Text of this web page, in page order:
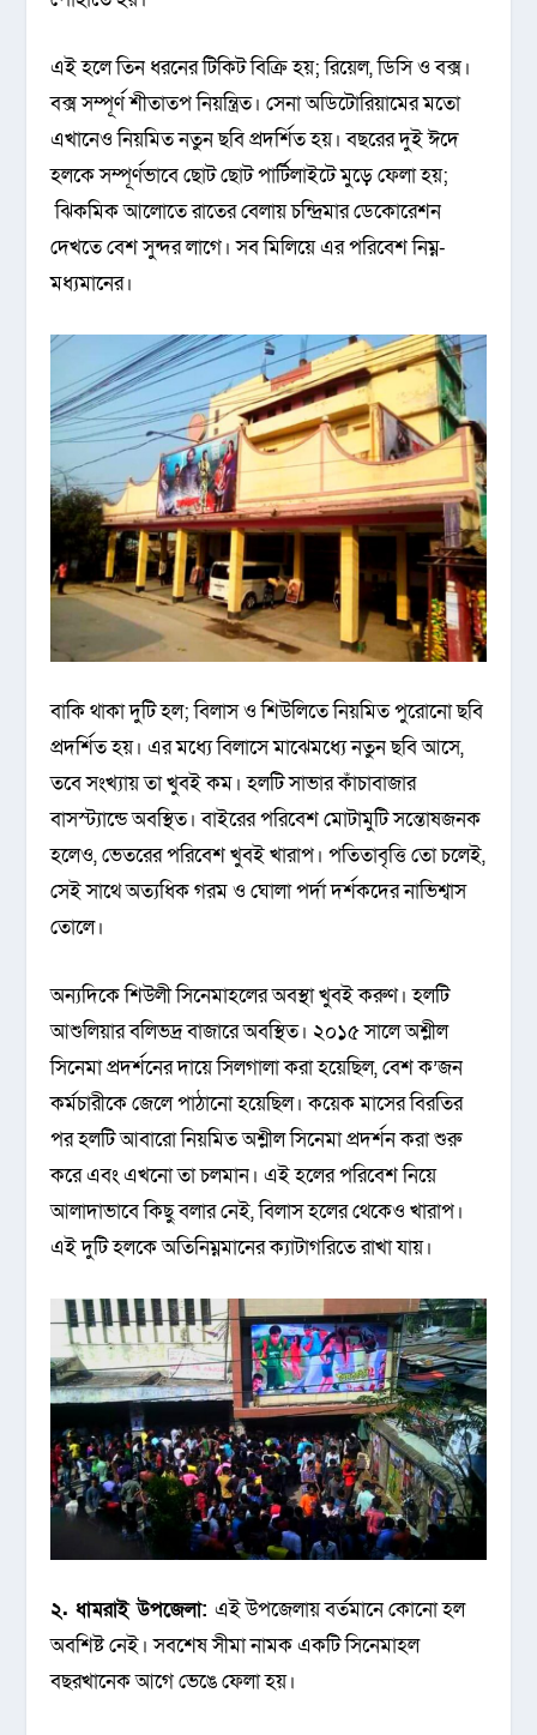
এই হলে তিন ধরনের টিকিট বিক্রি হয়; রিয়েল, ডিসি ও বক্স।
বক্স সম্পূর্ণ শীতাতপ নিয়ন্ত্রিত। সেনা অডিটোরিয়ামের মতো
এখানেও নিয়মিত নতুন ছবি প্রদর্শিত হয়। বছরের দুই ঈদে
হলকে সম্পূর্ণভাবে ছোট ছোট পার্টিলাইটে মুড়ে ফেলা হয়;
ঝিকমিক আলোতে রাতের বেলায় চন্দ্রিমার ডেকোরেশন
দেখতে বেশ সুন্দর লাগে। সব মিলিয়ে এর পরিবেশ নিম্ন-
মধ্যমানের।
বাকি থাকা দুটি হল; বিলাস ও শিউলিতে নিয়মিত পুরোনো ছবি
প্রদর্শিত হয়। এর মধ্যে বিলাসে মাঝেমধ্যে নতুন ছবি আসে,
তবে সংখ্যায় তা খুবই কম। হলটি সাভার কাঁচাবাজার
বাসস্ট্যান্ডে অবস্থিত। বাইরের পরিবেশ মোটামুটি সন্তোষজনক
হলেও, ভেতরের পরিবেশ খুবই খারাপ। পতিতাবৃত্তি তো চলেই,
সেই সাথে অত্যধিক গরম ও ঘোলা পর্দা দর্শকদের নাভিশ্বাস
তোলে।
অন্যদিকে শিউলী সিনেমাহলের অবস্থা খুবই করুণ। হলটি
আশুলিয়ার বলিভদ্র বাজারে অবস্থিত। ২০১৫ সালে অশ্লীল
সিনেমা প্রদর্শনের দায়ে সিলগালা করা হয়েছিল, বেশ ক’জন
কর্মচারীকে জেলে পাঠানো হয়েছিল। কয়েক মাসের বিরতির
পর হলটি আবারো নিয়মিত অশ্লীল সিনেমা প্রদর্শন করা শুরু
করে এবং এখনো তা চলমান। এই হলের পরিবেশ নিয়ে
আলাদাভাবে কিছু বলার নেই, বিলাস হলের থেকেও খারাপ।
এই দুটি হলকে অতিনিম্নমানের ক্যাটাগরিতে রাখা যায়।
২. ধামরাই উপজেলা:এই উপজেলায় বর্তমানে কোনো হল
অবশিষ্ট নেই। সবশেষ সীমা নামক একটি সিনেমাহল
বছরখানেক আগে ভেঙে ফেলা হয়।